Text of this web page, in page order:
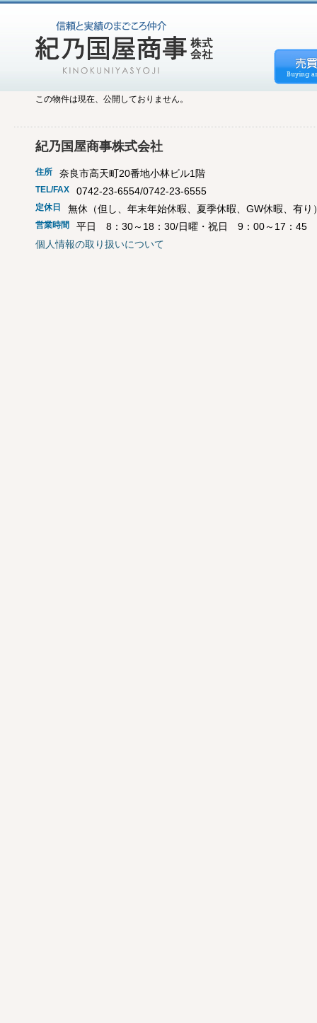
この物件は現在、公開しておりません。
紀乃国屋商事株式会社
住所 奈良市高天町20番地小林ビル1階
TEL/FAX 0742-23-6554/0742-23-6555
定休日 無休（但し、年末年始休暇、夏季休暇、GW休暇、有り
営業時間
平日 8：30～18：30/日曜・祝日 9：00～17：45
個人情報の取り扱いについて